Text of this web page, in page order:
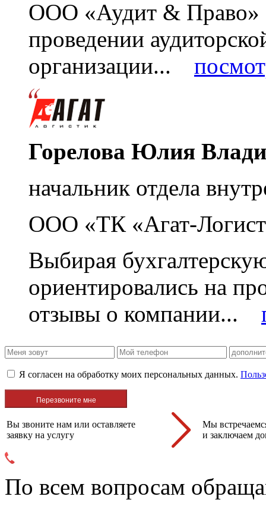
ООО «Аудит & Право»
проведении
организации...
Горелова Юлия
начальник отдела
ООО «ТК «Агат-
Выбирая
ориентировались на
отзывы о компании...
Я согласен на обработку моих персональных данных.
Вы звоните нам или оставляете
заявку на услугу
Мы
и заключаем
По всем вопросам